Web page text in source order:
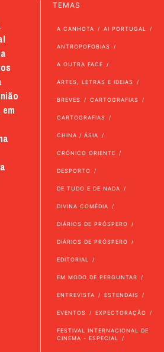
TEMAS
A CANHOTA AI PORTUGAL
ANTROPOFOBIAS
A OUTRA FACE
ARTES, LETRAS E IDEIAS
BREVES CARTOGRAFIAS
CARTOGRAFIAS
CHINA / ÁSIA
CRÓNICO ORIENTE
DESPORTO
DE TUDO E DE NADA
DIVINA COMÉDIA
DIÁRIOS DE PRÓSPERO
DIÁRIOS DE PRÓSPERO
EDITORIAL
EM MODO DE PERGUNTAR
ENTREVISTA ESTENDAIS
EVENTOS EXPECTORAÇÃO
FESTIVAL INTERNACIONAL DE
CINEMA - ESPECIAL